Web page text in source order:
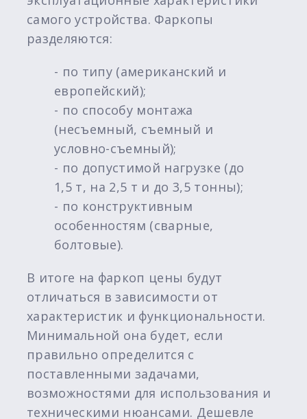
самого устройства. Фаркопы
разделяются:
- по типу (американский и
европейский);
- по способу монтажа
(несъемный, съемный и
условно-съемный);
- по допустимой нагрузке (до
1,5 т, на 2,5 т и до 3,5 тонны);
- по конструктивным
особенностям (сварные,
болтовые).
В итоге на фаркоп цены будут
отличаться в зависимости от
характеристик и функциональности.
Минимальной она будет, если
правильно определится с
поставленными задачами,
возможностями для использования и
техническими нюансами. Дешевле